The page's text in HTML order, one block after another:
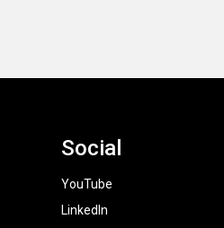
Social
YouTube
LinkedIn